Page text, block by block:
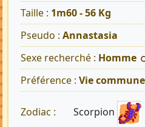
Taille : 1m60 - 56 Kg
Pseudo : Annastasia
Sexe recherché : Homme
Préférence : Vie commune
Zodiac : Scorpion